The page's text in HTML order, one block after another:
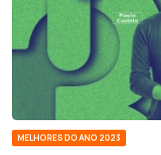
MELHORES DO ANO 2023